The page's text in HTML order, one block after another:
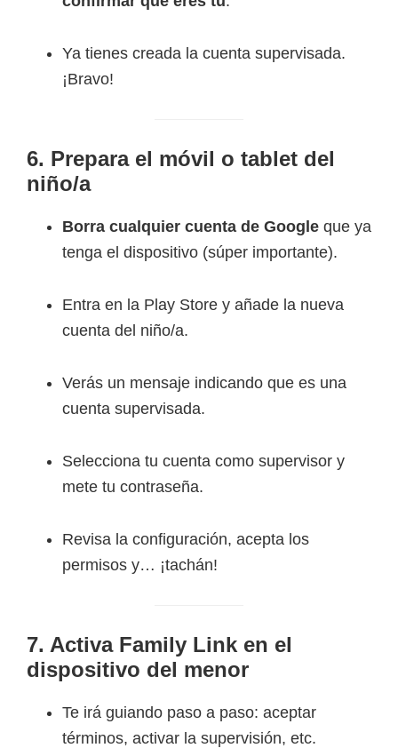
Ya tienes creada la cuenta supervisada.
¡Bravo!
6. Prepara el móvil o tablet del
niño/a
Borra cualquier cuenta de Google que ya
tenga el dispositivo (súper importante).
Entra en la Play Store y añade la nueva
cuenta del niño/a.
Verás un mensaje indicando que es una
cuenta supervisada.
Selecciona tu cuenta como supervisor y
mete tu contraseña.
Revisa la configuración, acepta los
permisos y… ¡tachán!
7. Activa Family Link en el
dispositivo del menor
Te irá guiando paso a paso: aceptar
términos, activar la supervisión, etc.